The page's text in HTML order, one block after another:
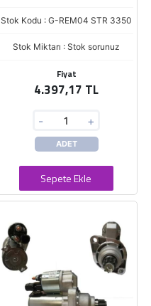
Stok Kodu : G-REM04 STR 3350
Stok Miktarı : Stok sorunuz
Fiyat
4.397,17 TL
- +
ADET
Sepete Ekle